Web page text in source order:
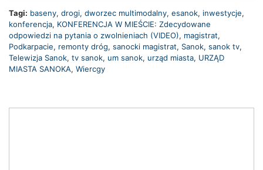
Tagi: baseny, drogi, dworzec multimodalny, esanok, inwestycje,
konferencja, KONFERENCJA W MIEŚCIE: Zdecydowane
odpowiedzi na pytania o zwolnieniach (VIDEO), magistrat,
Podkarpacie, remonty dróg, sanocki magistrat, Sanok, sanok tv,
Telewizja Sanok, tv sanok, um sanok, urząd miasta, URZĄD
MIASTA SANOKA, Wiercgy